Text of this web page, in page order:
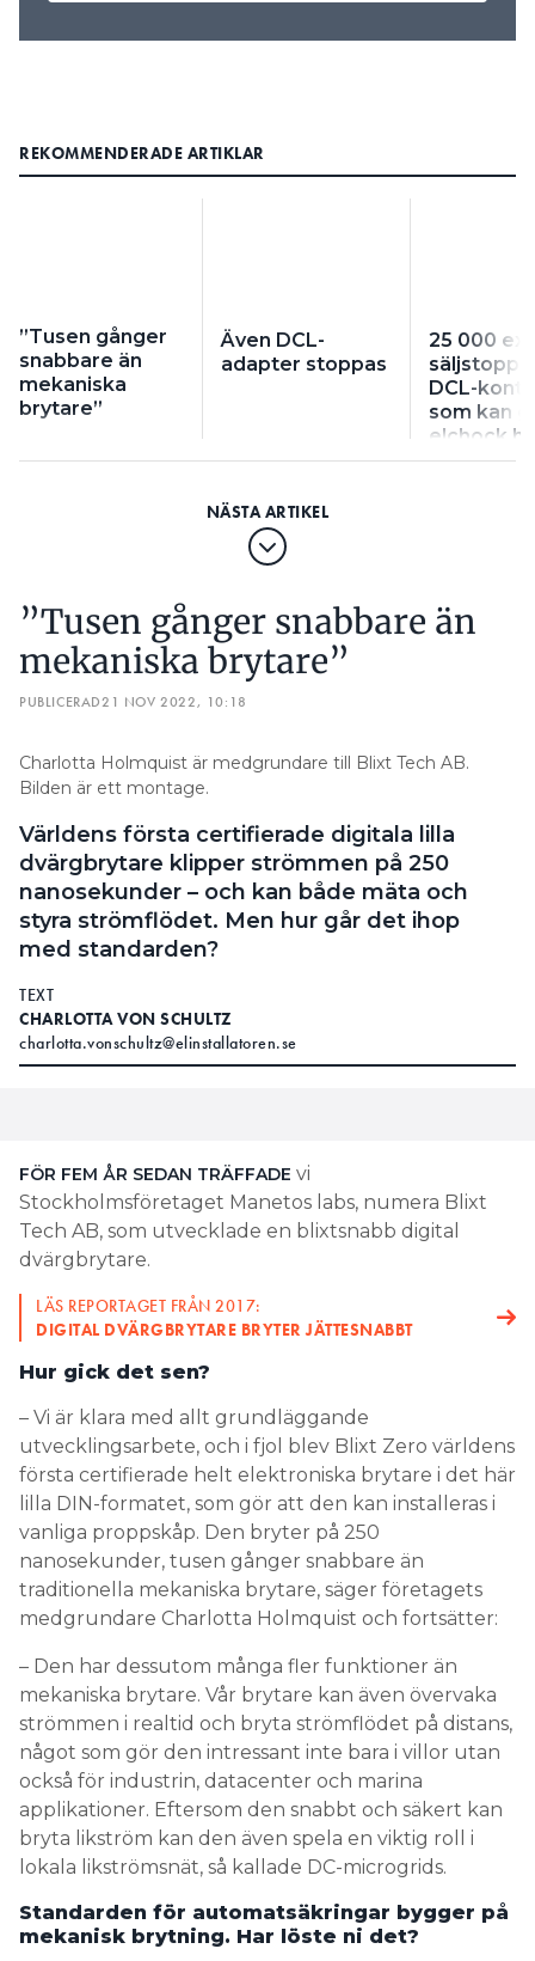
REKOMMENDERADE ARTIKLAR
”Tusen gånger
snabbare än
mekaniska
brytare”
Även DCL-
adapter stoppas
25 000 ex
DCL-
som kan
elchock
”Tusen gånger snabbare än
mekaniska brytare”
PUBLICERAD21 NOV 2022, 10:18
Charlotta Holmquist är medgrundare till Blixt Tech AB.
Bilden är ett montage.
Världens första certifierade digitala lilla
dvärgbrytare klipper strömmen på 250
nanosekunder – och kan både mäta och
styra strömflödet. Men hur går det ihop
med standarden?
TEXT
CHARLOTTA VON SCHULTZ
charlotta.vonschultz@elinstallatoren.se
FÖR FEM ÅR SEDAN TRÄFFADE vi
Stockholmsföretaget Manetos labs, numera Blixt
Tech AB, som utvecklade en blixtsnabb digital
dvärgbrytare.
LÄS REPORTAGET FRÅN 2017:
DIGITAL DVÄRGBRYTARE BRYTER JÄTTESNABBT
Hur gick det sen?
– Vi är klara med allt grundläggande
utvecklingsarbete, och i fjol blev Blixt Zero världens
första certifierade helt elektroniska brytare i det här
lilla DIN-formatet, som gör att den kan installeras i
vanliga proppskåp. Den bryter på 250
nanosekunder, tusen gånger snabbare än
traditionella mekaniska brytare, säger företagets
medgrundare Charlotta Holmquist och fortsätter:
– Den har dessutom många fler funktioner än
mekaniska brytare. Vår brytare kan även övervaka
strömmen i realtid och bryta strömflödet på distans,
något som gör den intressant inte bara i villor utan
också för industrin, datacenter och marina
applikationer. Eftersom den snabbt och säkert kan
bryta likström kan den även spela en viktig roll i
lokala likströmsnät, så kallade DC-microgrids.
Standarden för automatsäkringar bygger på
mekanisk brytning. Har löste ni det?